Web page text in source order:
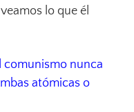
lo que él
comunismo nunca
atómicas o